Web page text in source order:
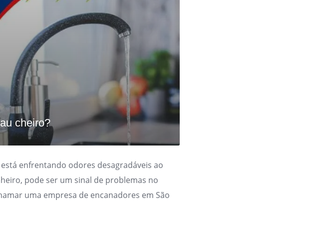
cheiro?
enfrentando odores desagradáveis ao
pode ser um sinal de problemas no
uma empresa de encanadores em São